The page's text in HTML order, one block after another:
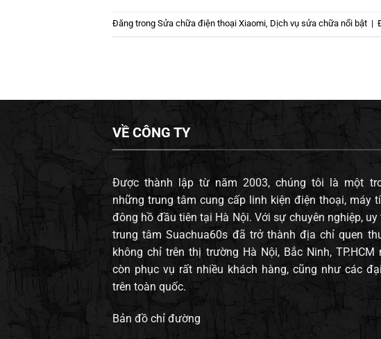
Đăng trong Sửa chữa điện thoại Xiaomi, Dịch vụ sửa chữa nổi bật |
VỀ CÔNG TY
Được thành lập từ năm 2003, chúng tôi là một
những trung tâm cung cấp linh kiện điện thoại, máy
đông hồ đầu tiên tại Hà Nội. Với sự chuyên nghiệp, uy
trung tâm Suachua60s đã trở thành địa chỉ quen
không chỉ trên thị trường Hà Nội, Bắc Ninh, TP.HCM
còn phục vụ rất nhiều khách hàng, cũng như các
trên toàn quốc.
Bản đồ chỉ đường